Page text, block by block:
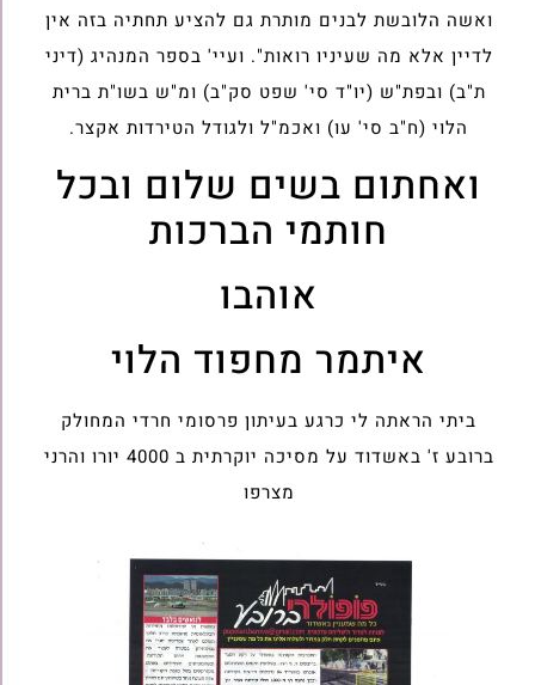
ואשה הלובשת לבנים מותרת גם להציע תחתיה בזה אין
לדיין אלא מה שעיניו רואות". ועיי' בספר המנהיג (דיני
ת"ב) ובפת"ש (יו"ד סי' שפט סק"ב) ומ"ש בשו"ת ברית
הלוי (ח"ב סי' עו) ואכמ"ל ולגודל הטירדות אקצר.
ואחתום בשים שלום ובכל
חותמי הברכות
אוהבו
איתמר מחפוד הלוי
ביתי הראתה לי כרגע בעיתון פרסומי חרדי המחולק
ברובע ז' באשדוד על מסיכה יוקרתית ב 4000 יורו והרני
מצרפו